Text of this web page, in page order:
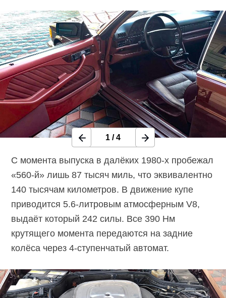
1 /4
C момента выпуска в далёких 1980-х пробежал
«560-й» лишь 87 тысяч миль, что эквивалентно
140 тысячам километров. В движение купе
приводится 5.6-литровым атмосферным V8,
выдаёт который 242 силы. Все 390 Нм
крутящего момента передаются на задние
колёса через4-ступенчатый автомат.